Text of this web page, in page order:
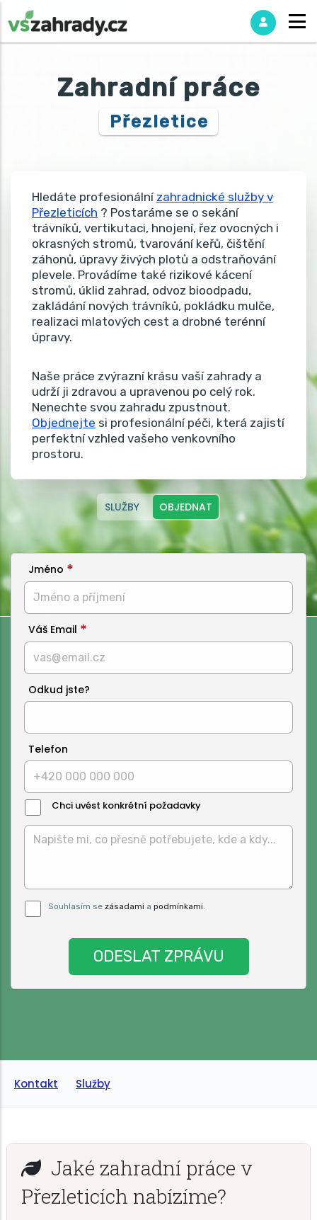
Zahradní práce
Přezletice
Hledáte profesionální zahradnické služby v
Přezleticích ? Postaráme se o sekání
trávníků, vertikutaci, hnojení, řez ovocných i
okrasných stromů, tvarování keřů, čištění
záhonů, úpravy živých plotů a odstraňování
plevele. Provádíme také rizikové kácení
stromů, úklid zahrad, odvoz bioodpadu,
zakládání nových trávníků, pokládku mulče,
realizaci mlatových cest a drobné terénní
úpravy.
Naše práce zvýrazní krásu vaší zahrady a
udrží ji zdravou a upravenou po celý rok.
Nenechte svou zahradu zpustnout.
Objednejte si profesionální péči, která zajistí
perfektní vzhled vašeho venkovního
prostoru.
SLUŽBY OBJEDNAT
Jméno
Váš Email
Odkud jste?
Telefon
Chci uvést konkrétní požadavky
Zprávy:
Pro odeslání musite odsouhlasit naše
podmínky.
Souhlasím se zásadami a podmínkami.
Kontakt Služby
Jaké zahradní práce v
Přezleticích nabízíme?